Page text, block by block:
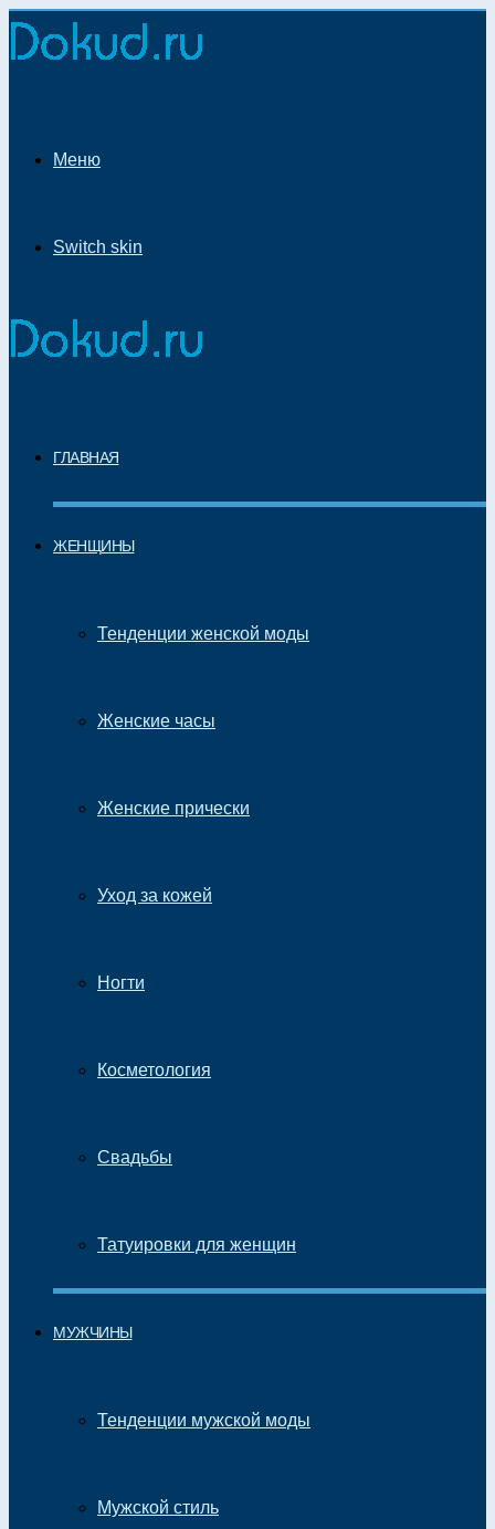
Меню
Switch skin
ГЛАВНАЯ
ЖЕНЩИНЫ
Тенденции женской моды
Женские часы
Женские прически
Уход за кожей
Ногти
Косметология
Свадьбы
Татуировки для женщин
МУЖЧИНЫ
Тенденции мужской моды
Мужской стиль